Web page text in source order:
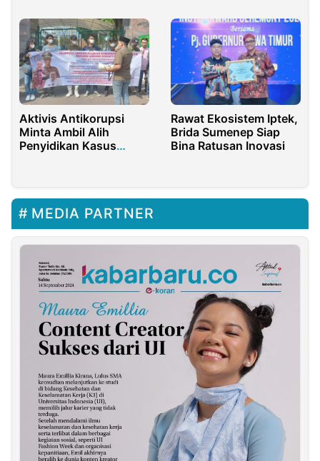
Aktivis Antikorupsi
Minta Ambil Alih
Penyidikan Kasus
Rawat Ekosistem Iptek,
Brida Sumenep Siap
Bina Ratusan Inovasi
MEDIA PARTNER